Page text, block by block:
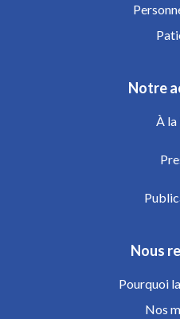
Notre
À la
Nous
Pourquoi
Nos